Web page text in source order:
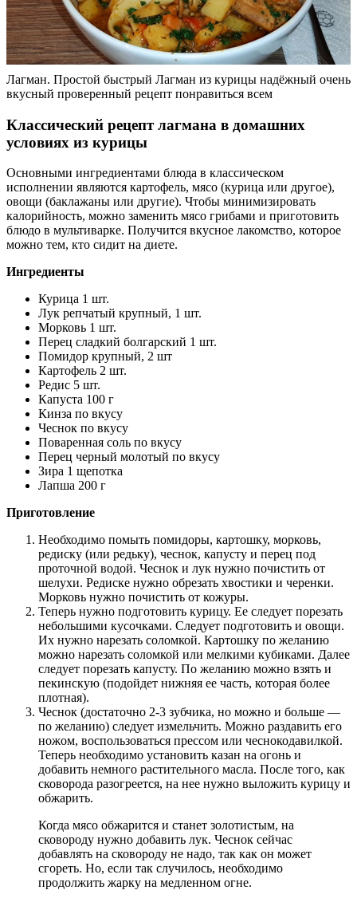
Лагман. Простой быстрый Лагман из курицы надёжный очень
вкусный проверенный рецепт понравиться всем
Классический рецепт лагмана в домашних
условиях из курицы
Основными ингредиентами блюда в классическом
исполнении являются картофель, мясо (курица или другое),
овощи (баклажаны или другие). Чтобы минимизировать
калорийность, можно заменить мясо грибами и приготовить
блюдо в мультиварке. Получится вкусное лакомство, которое
можно тем, кто сидит на диете.
Ингредиенты
Курица 1 шт.
Лук репчатый крупный, 1 шт.
Морковь 1 шт.
Перец сладкий болгарский 1 шт.
Помидор крупный, 2 шт
Картофель 2 шт.
Редис 5 шт.
Капуста 100 г
Кинза по вкусу
Чеснок по вкусу
Поваренная соль по вкусу
Перец черный молотый по вкусу
Зира 1 щепотка
Лапша 200 г
Приготовление
Необходимо помыть помидоры, картошку, морковь,
редиску (или редьку), чеснок, капусту и перец под
проточной водой. Чеснок и лук нужно почистить от
шелухи. Редиске нужно обрезать хвостики и черенки.
Морковь нужно почистить от кожуры.
Теперь нужно подготовить курицу. Ее следует порезать
небольшими кусочками. Следует подготовить и овощи.
Их нужно нарезать соломкой. Картошку по желанию
можно нарезать соломкой или мелкими кубиками. Далее
следует порезать капусту. По желанию можно взять и
пекинскую (подойдет нижняя ее часть, которая более
плотная).
Чеснок (достаточно 2-3 зубчика, но можно и больше —
по желанию) следует измельчить. Можно раздавить его
ножом, воспользоваться прессом или чеснокодавилкой.
Теперь необходимо установить казан на огонь и
добавить немного растительного масла. После того, как
сковорода разогреется, на нее нужно выложить курицу и
обжарить.
Когда мясо обжарится и станет золотистым, на
сковороду нужно добавить лук. Чеснок сейчас
добавлять на сковороду не надо, так как он может
сгореть. Но, если так случилось, необходимо
продолжить жарку на медленном огне.